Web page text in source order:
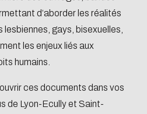
Biblio-Transitions
perspectives
d’aborder les réalités
gays, bisexuelles,
les enjeux liés aux
humains.
ces documents dans vos
de Lyon-Ecully et Saint-